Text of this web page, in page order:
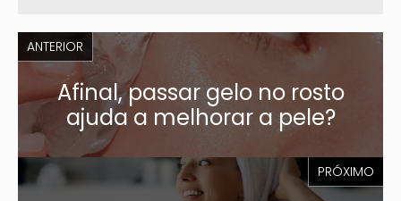
ANTERIOR
Afinal, passar gelo no rosto
ajuda a melhorar a pele?
PRÓXIMO